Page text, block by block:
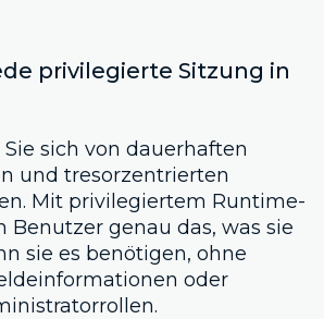
privilegierte Sitzung in
sich von dauerhaften
und tresorzentrierten
Mit privilegiertem Runtime-
Benutzer genau das, was sie
sie es benötigen, ohne
oder